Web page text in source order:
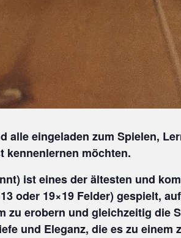
alle eingeladen zum Spielen,
kennenlernen möchten.
ist eines der ältesten und
oder 19×19 Felder) gespielt,
zu erobern und gleichzeitig die
und Eleganz, die es zu einem